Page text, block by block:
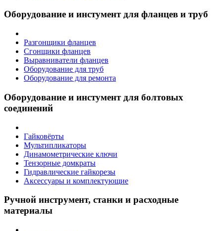
Оборудование и инстумент для фланцев и труб
Разгонщики фланцев
Сгонщики фланцев
Выравниватели фланцев
Оборудование для труб
Оборудование для ремонта
Оборудование и инстумент для болтовых
соединений
Гайковёрты
Мультипликаторы
Динамометрические ключи
Тензорные домкраты
Гидравлические гайкорезы
Аксессуары и комплектующие
Ручной инструмент, станки и расходные
материалы